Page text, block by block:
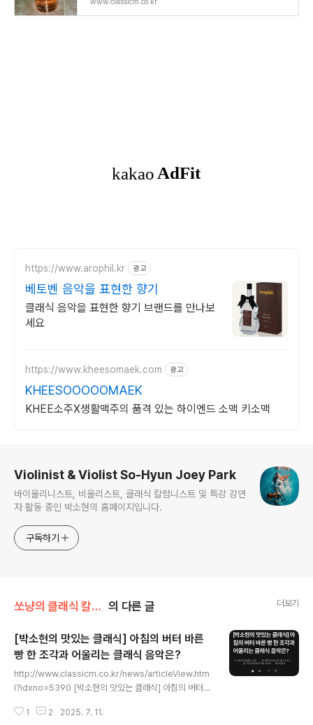
https://www.arophil.kr 광고
베토벤 음악을 표현한 향기
클래식 음악을 표현한 향기 브랜드를 만나보
세요
https://www.kheesomaek.com 광고
KHEESOOOOOMAEK
KHEE소주X생활맥주의 품격 있는 하이엔드 소맥 키소맥
Violinist & Violist So-Hyun Joey Park
바이올리니스트, 비올리스트, 클래식 칼럼니스트 및 특강 강연
자 활동 중인 박소현의 홈페이지입니다.
구독하기
쏘냥의 클래식 칼럼/[뉴스클래식M] 박소현의 맛있는 클래식 의 다른 글 더보기
[박소현의 맛있는 클래식] 아침의 버터 바른
빵 한 조각과 어울리는 클래식 음악은?
http://www.classicm.co.kr/news/articleView.htm
l?idxno=5390 [박소현의 맛있는 클래식] 아침의 버터
[박소현의 맛있는 클래식] 다이어트는 내일부터! 세상에 너
1 2 2025. 7. 11.